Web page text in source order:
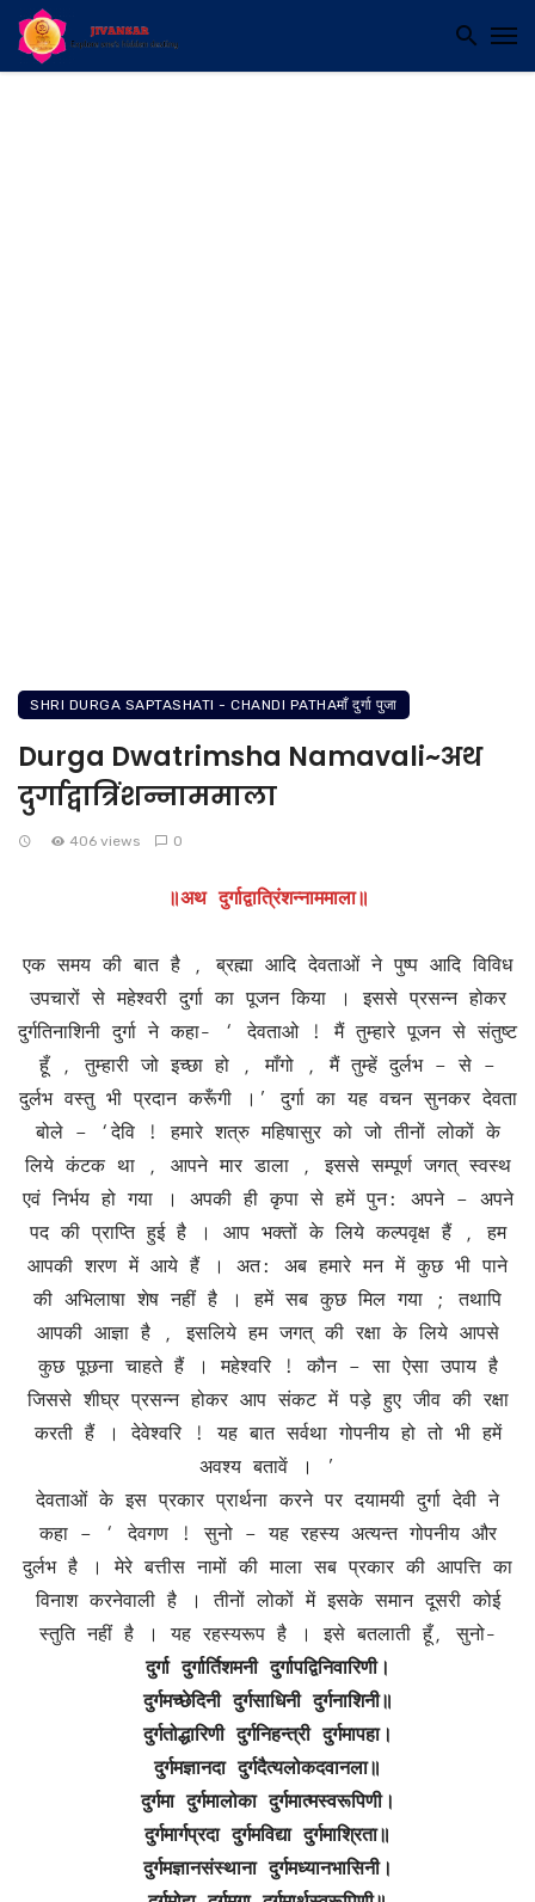
SHRI DURGA SAPTASHATI - CHANDI PATHAमाँ दुर्गा पुजा
Durga Dwatrimsha Namavali~अथ
दुर्गाद्वात्रिंशन्नाममाला
406 views 0
॥अथ दुर्गाद्वात्रिंशन्नाममाला॥
एक समय की बात है , ब्रह्मा आदि देवताओं ने पुष्प आदि विविध
उपचारों से महेश्वरी दुर्गा का पूजन किया । इससे प्रसन्न होकर
दुर्गतिनाशिनी दुर्गा ने कहा- ‘ देवताओ ! मैं तुम्हारे पूजन से संतुष्ट
हूँ , तुम्हारी जो इच्छा हो , माँगो , मैं तुम्हें दुर्लभ – से –
दुर्लभ वस्तु भी प्रदान करूँगी ।’ दुर्गा का यह वचन सुनकर देवता
बोले – ‘देवि ! हमारे शत्रु महिषासुर को जो तीनों लोकों के
लिये कंटक था , आपने मार डाला , इससे सम्पूर्ण जगत् स्वस्थ
एवं निर्भय हो गया । अपकी ही कृपा से हमें पुन: अपने – अपने
पद की प्राप्ति हुई है । आप भक्तों के लिये कल्पवृक्ष हैं , हम
आपकी शरण में आये हैं । अत: अब हमारे मन में कुछ भी पाने
की अभिलाषा शेष नहीं है । हमें सब कुछ मिल गया ; तथापि
आपकी आज्ञा है , इसलिये हम जगत् की रक्षा के लिये आपसे
कुछ पूछना चाहते हैं । महेश्वरि ! कौन – सा ऐसा उपाय है
जिससे शीघ्र प्रसन्न होकर आप संकट में पड़े हुए जीव की रक्षा
करती हैं । देवेश्वरि ! यह बात सर्वथा गोपनीय हो तो भी हमें
अवश्य बतावें । ’
देवताओं के इस प्रकार प्रार्थना करने पर दयामयी दुर्गा देवी ने
कहा – ‘ देवगण ! सुनो – यह रहस्य अत्यन्त गोपनीय और
दुर्लभ है । मेरे बत्तीस नामों की माला सब प्रकार की आपत्ति का
विनाश करनेवाली है । तीनों लोकों में इसके समान दूसरी कोई
स्तुति नहीं है । यह रहस्यरूप है । इसे बतलाती हूँ, सुनो-
दुर्गा दुर्गार्तिशमनी दुर्गापद्विनिवारिणी।
दुर्गमच्छेदिनी दुर्गसाधिनी दुर्गनाशिनी॥
दुर्गतोद्धारिणी दुर्गनिहन्त्री दुर्गमापहा।
दुर्गमज्ञानदा दुर्गदैत्यलोकदवानला॥
दुर्गमा दुर्गमालोका दुर्गमात्मस्वरूपिणी।
दुर्गमार्गप्रदा दुर्गमविद्या दुर्गमाश्रिता॥
दुर्गमज्ञानसंस्थाना दुर्गमध्यानभासिनी।